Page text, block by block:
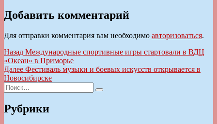
Добавить комментарий
Для отправки комментария вам необходимо авторизоваться.
Навигация
по
записям
Назад Предыдущая
запись:
Международные спортивные игры стартовали в ВДЦ
«Океан» в Приморье
Далее Следующая
запись:
Фестиваль музыки и боевых искусств открывается в
Новосибирске
Искать:
Поиск
Рубрики